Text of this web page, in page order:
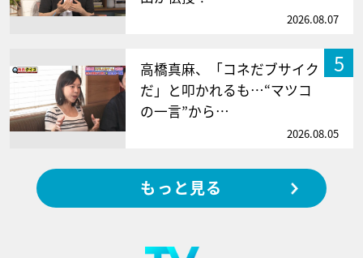
2026.08.07
5
高橋真麻、「コネだブサイク
だ」と叩かれるも…“マツコ
の一言”から…
2026.08.05
もっと見る